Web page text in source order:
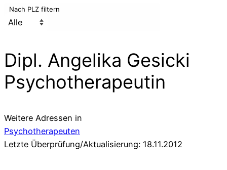
Nach PLZ filtern
Dipl. Angelika Gesicki
Psychotherapeutin
Weitere Adressen in
Psychotherapeuten
Letzte Überprüfung/Aktualisierung: 18.11.2012